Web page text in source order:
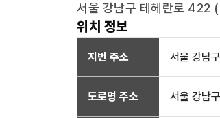
서울 강남구 테헤란로 422
위치 정보
지번 주소 서울 강남
도로명 주소 서울 강남